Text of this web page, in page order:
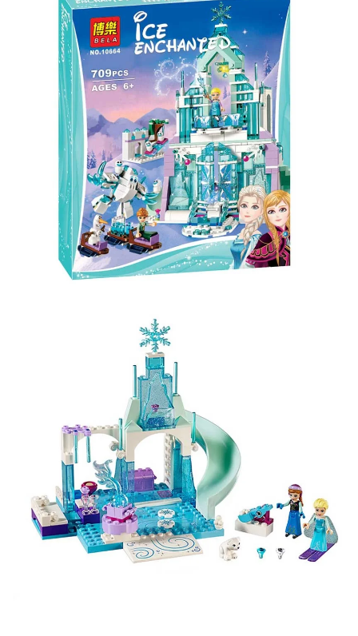
Оставьте отзыв (не менее 50 символов) о товаре на
нашем сайте и получите купон на скидку 50₽ за
текстовый отзыв или 100₽ за отзыв с фото.
Скидка за отзыв
на Яндекс.Маркете 150₽
Оставьте отзыв (не менее 50 символов) о товаре
через системуЯндекс.Маркетс обязательным
указанием номера и даты заказа в нашем магазине
и получите купон на скидку 150₽
...уже сейчас
Участвуйте в конкурсах и розыгрышах в нашей
Подробные условия всех акций и бонусов...